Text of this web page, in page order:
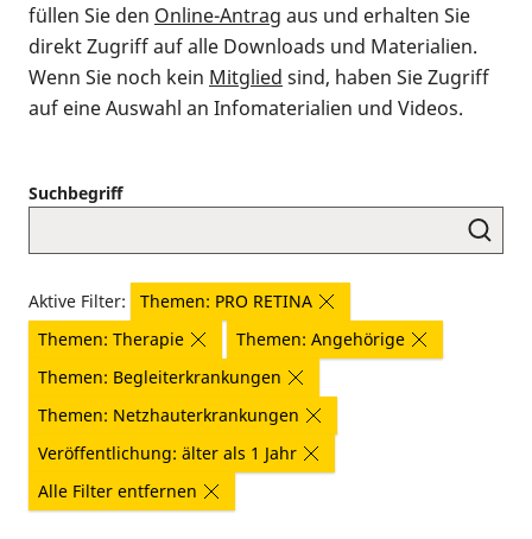
füllen Sie den Online-Antrag aus und erhalten Sie
direkt Zugriff auf alle Downloads und Materialien.
Wenn Sie noch kein Mitglied sind, haben Sie Zugriff
auf eine Auswahl an Infomaterialien und Videos.
Suchbegriff
Aktive Filter:
Themen: PRO RETINA
Themen: Therapie
Themen: Angehörige
Themen: Begleiterkrankungen
Themen: Netzhauterkrankungen
Veröffentlichung: älter als 1 Jahr
Alle Filter entfernen